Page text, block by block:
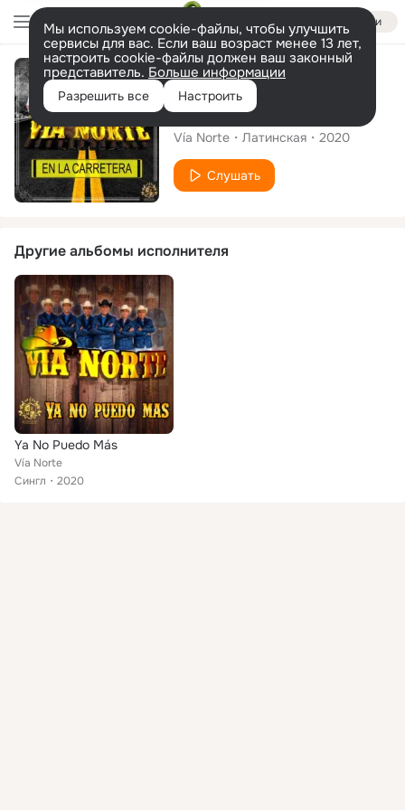
Войти
Мы используем cookie-файлы, чтобы улучшить
сервисы для вас. Если ваш возраст менее 13 лет,
настроить cookie-файлы должен ваш законный
представитель. Больше информации
Разрешить все Настроить
Альбом
En la Carretera
Vía Norte Латинская 2020
Слушать
Другие альбомы исполнителя
Ya No Puedo Más
Vía Norte
Сингл
2020